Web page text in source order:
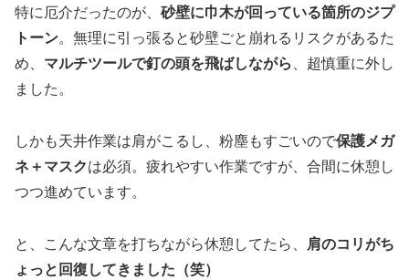
特に厄介だったのが、 砂壁に巾木が回っている箇所のジプ
トーン。無理に引っ張ると砂壁ごと崩れるリスクがあるた
め、 マルチツールで釘の頭を飛ばしながら
、超慎重に外し
ました。
しかも天井作業は肩がこるし、粉塵もすごいので保護メガ
ネ＋マスクは必須。疲れやすい作業ですが、合間に休憩し
つつ進めています。
と、こんな文章を打ちながら休憩してたら、
肩のコリがち
ょっと回復してきました（笑）